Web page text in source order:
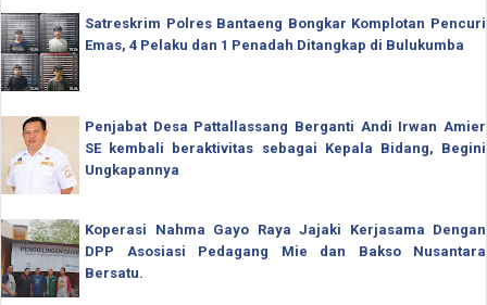
Satreskrim Polres Bantaeng Bongkar Komplotan Pencuri
Emas, 4 Pelaku dan 1 Penadah Ditangkap di Bulukumba
Penjabat Desa Pattallassang Berganti Andi Irwan Amier
SE kembali beraktivitas sebagai Kepala Bidang, Begini
Ungkapannya
Koperasi Nahma Gayo Raya Jajaki Kerjasama Dengan
DPP Asosiasi Pedagang Mie dan Bakso Nusantara
Bersatu.